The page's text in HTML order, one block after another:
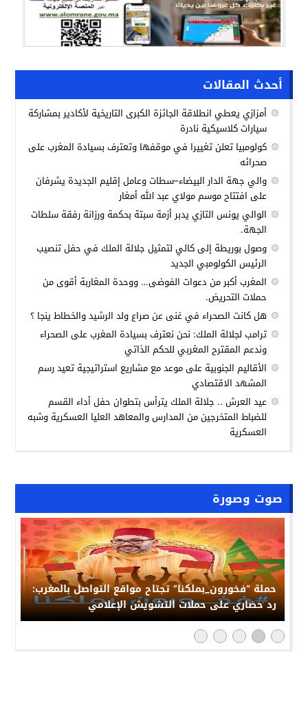
صوت وصورة
حملة “فخورون_بملكنا” تجتاح مواقع التواصل بالمغرب:
رد حضاري على حملات التشويش الإعلامي
أحدث المقالات
أمزازي يعطي انطلاقة الجائزة الكبرى التاريخية لأكادير بمشاركة
سيارات كلاسيكية نادرة
كولومبيا تعلن تغييرا في موقفها وتعترف بسيادة المغرب على
صحرائه
والي جهة الدار البيضاء–سطات وعامل إقليم الجديدة يشرفان
على افتتاح موسم مولاي عبد الله أمغار
الوالي يونس التازي يدبر أزمة سبتة بحكمة ورزانة رفقة سلطات
الجهة.
وصول بوريطة إلى كالي لتمثيل جلالة الملك في حفل تنصيب
الرئيس الكولومبي الجديد
المغرب أكبر من دعوات الفوضى… ووحدة المغاربة أقوى من
حملات التحريض.
هل كانت الصحراء في غنى عن صراع ولد الرشيد والخطاط ينجا ؟
ترامب لجلالة الملك: نحن نعترف بسيادة المغرب على الصحراء
وندعم المقترح المغربي للحكم الذاتي
الأقاليم الجنوبية على موعد مع مشاريع استراتيجية تعيد رسم
المشهد الاقتصادي
عيد العرش .. جلالة الملك يترأس بتطوان حفل أداء القسم
للضباط المتخرجين من المدارس والمعاهد العليا العسكرية وشبه
العسكرية